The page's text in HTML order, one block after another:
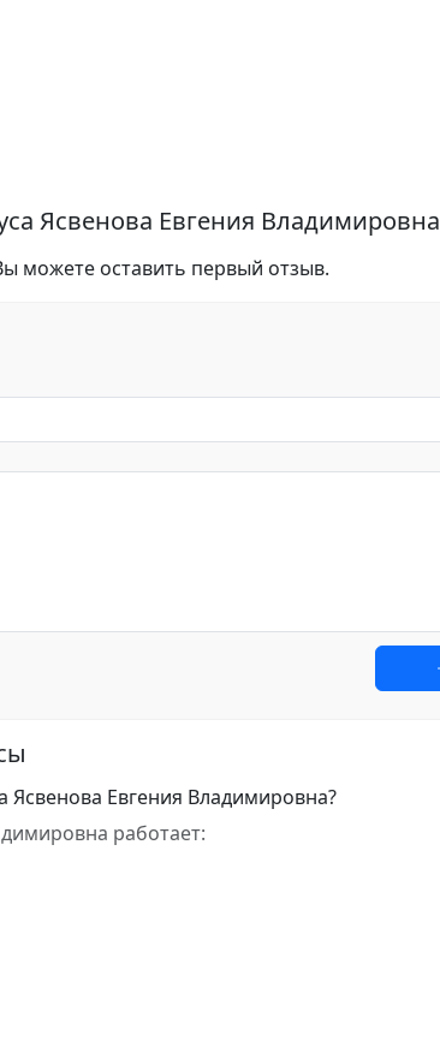
Ясвенова Евгения Владимировна
можете оставить первый отзыв.
Ясвенова Евгения Владимировна?
работает: